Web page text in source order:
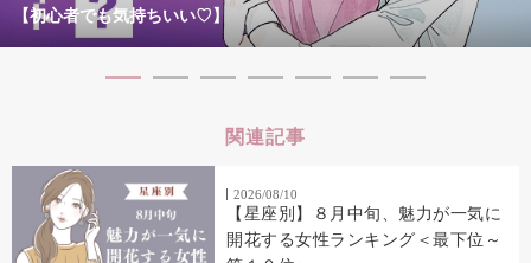
【初心者でも気持ちいい♡】
関連記事
2026/08/10
【星座別】８月中旬、魅力が一気に
開花する女性ランキング＜最下位～